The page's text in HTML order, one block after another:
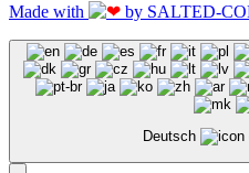
Made with by SALTED-
Deutsch